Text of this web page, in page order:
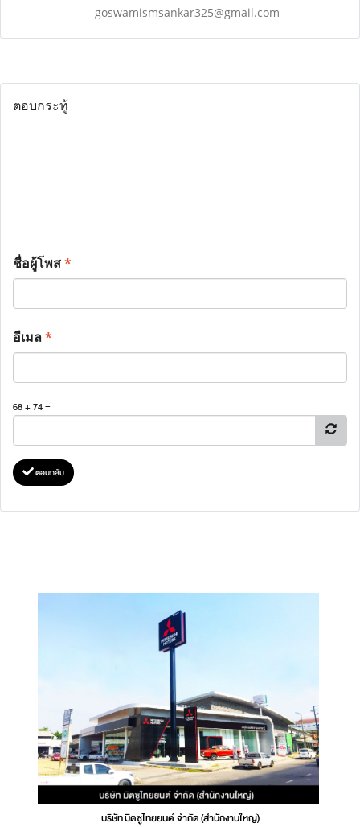
goswamismsankar325@gmail.com
ตอบกระทู้
ชื่อผู้โพส*
อีเมล*
68 + 74 =
ตอบกลับ
บริษัท มิตซูไทยยนต์ จำกัด (สำนักงานใหญ่)